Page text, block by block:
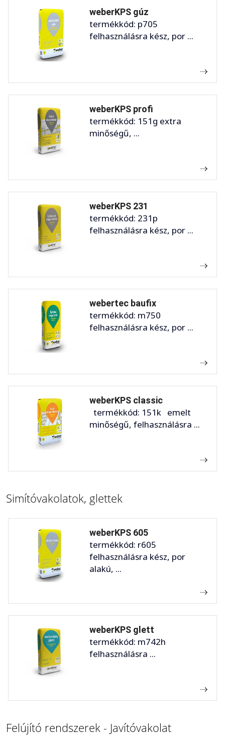
weberKPS gúz
termékkód: p705
felhasználásra kész, por ...
weberKPS profi
termékkód: 151g extra
minőségű, ...
weberKPS 231
termékkód: 231p
felhasználásra kész, por ...
webertec baufix
termékkód: m750
felhasználásra kész, por ...
weberKPS classic
termékkód: 151k emelt
minőségű, felhasználásra ...
Simítóvakolatok, glettek
weberKPS 605
termékkód: r605
felhasználásra kész, por
alakú, ...
weberKPS glett
termékkód: m742h
felhasználásra ...
Felújító rendszerek - Javítóvakolat